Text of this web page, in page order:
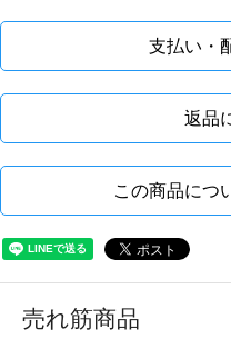
支払い・
返品
この商品につ
売れ筋商品